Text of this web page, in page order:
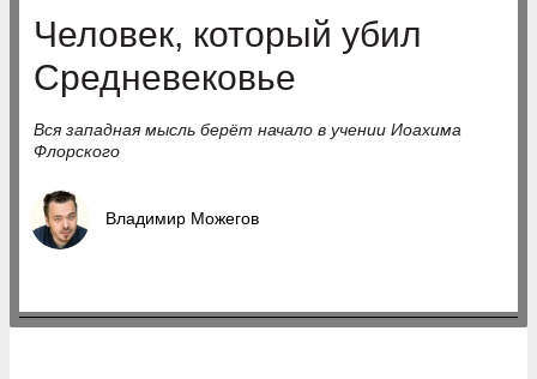
Человек, который убил
Средневековье
Вся западная мысль берёт начало в учении Иоахима
Флорского
Владимир Можегов